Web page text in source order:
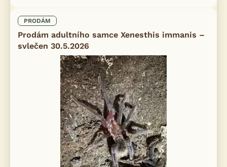
PRODÁM
Prodám adultního samce Xenesthis immanis –
svlečen 30.5.2026